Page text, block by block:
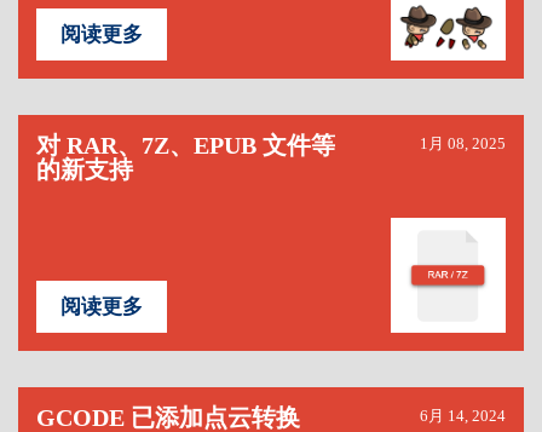
阅读更多
对 RAR、7Z、EPUB 文件等
的新支持
1月 08, 2025
阅读更多
GCODE 已添加点云转换 6月 14, 2024